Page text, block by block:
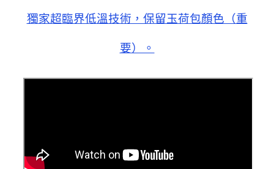
獨家超臨界低溫技術，保留玉荷包顏色（重
要）。